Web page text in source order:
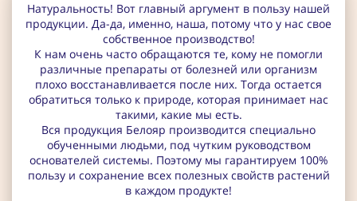
Натуральность! Вот главный аргумент в пользу нашей
продукции. Да-да, именно, наша, потому что у нас свое
собственное производство!
К нам очень часто обращаются те, кому не помогли
различные препараты от болезней или организм
плохо восстанавливается после них. Тогда остается
обратиться только к природе, которая принимает нас
такими, какие мы есть.
Вся продукция Белояр производится специально
обученными людьми, под чутким руководством
основателей системы. Поэтому мы гарантируем 100%
пользу и сохранение всех полезных свойств растений
в каждом продукте!